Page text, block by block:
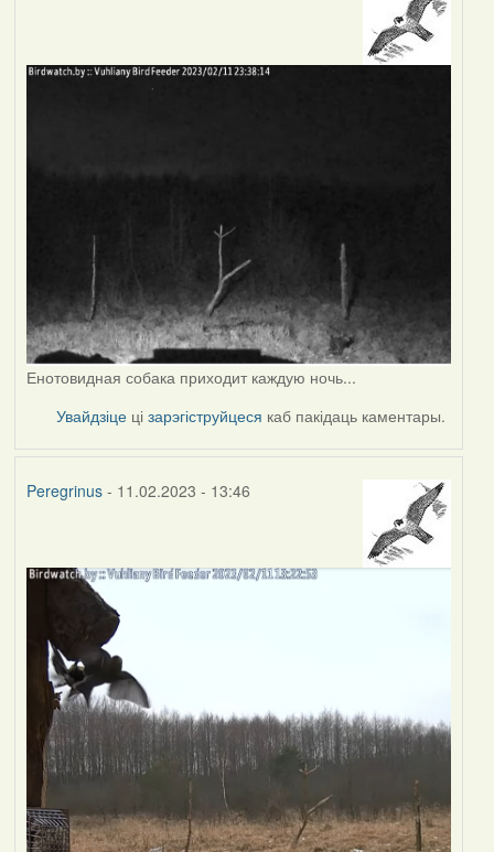
Енотовидная собака приходит каждую ночь...
Увайдзіце цізарэгіструйцеся каб пакідаць каментары.
Peregrinus- 11.02.2023 - 13:46